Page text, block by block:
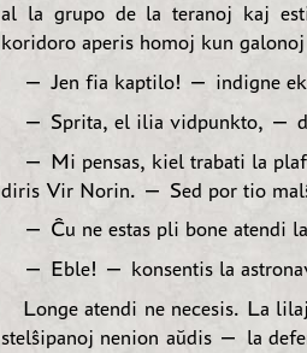
al la grupo de la teranoj kaj
koridoro aperis homoj kun
— Jen fia kaptilo! — indigne
— Sprita, el ilia vidpunkto, —
— Mi pensas, kiel trabati la
diris Vir Norin. — Sed por tio
— Ĉu ne estas pli bone atendi
— Eble! — konsentis la
Longe atendi ne necesis. La
stelŝipanoj nenion aŭdis — la